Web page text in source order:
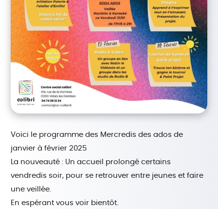
Voici le programme des Mercredis des ados de
janvier à février 2025
La nouveauté : Un accueil prolongé certains
vendredis soir, pour se retrouver entre jeunes et faire
une veillée.
En espérant vous voir bientôt.